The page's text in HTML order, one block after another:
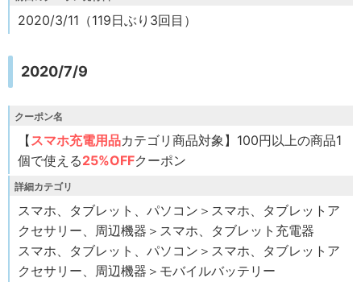
2020/3/11（119日ぶり3回目）
2020/7/9
クーポン名
【スマホ充電用品カテゴリ商品対象】100円以上の商品1
個で使える25%OFFクーポン
詳細カテゴリ
スマホ、タブレット、パソコン＞スマホ、タブレットア
クセサリー、周辺機器＞スマホ、タブレット充電器
スマホ、タブレット、パソコン＞スマホ、タブレットア
クセサリー、周辺機器＞モバイルバッテリー